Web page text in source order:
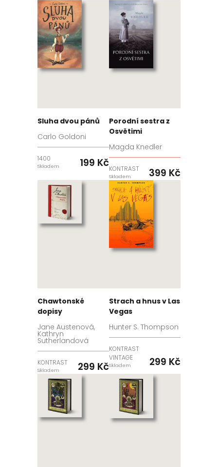
Sluha dvou pánů
Carlo Goldoni
1400
Skladem 199 Kč
Porodní sestra z
Osvětimi
Magda Knedler
KONTRAST
Skladem 399 Kč
Chawtonské
dopisy
Jane Austenová,
Kathryn
Sutherlandová
KONTRAST
Skladem 299 Kč
Strach a hnus v Las
Vegas
Hunter S. Thompson
KONTRAST
VINTAGE
Skladem 299 Kč